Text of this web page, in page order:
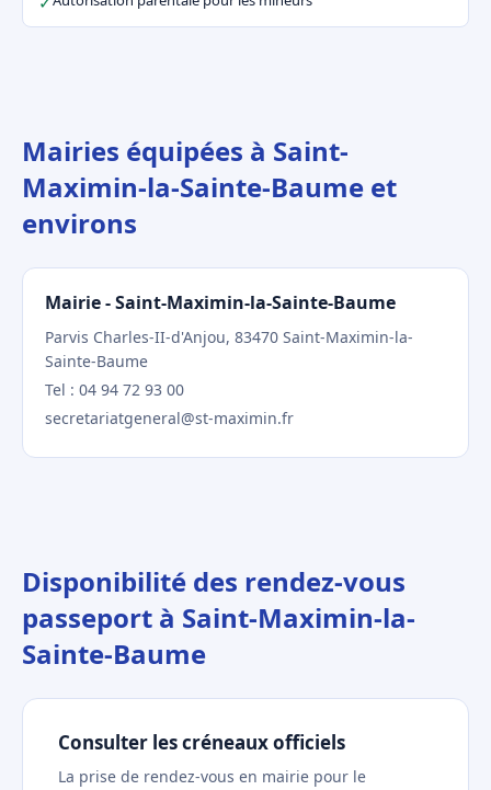
Mairies équipées à Saint-
Maximin-la-Sainte-Baume et
environs
Mairie - Saint-Maximin-la-Sainte-Baume
Parvis Charles-II-d'Anjou, 83470 Saint-Maximin-la-
Sainte-Baume
Tel : 04 94 72 93 00
secretariatgeneral@st-maximin.fr
Disponibilité des rendez-vous
passeport à Saint-Maximin-la-
Sainte-Baume
Consulter les créneaux officiels
La prise de rendez-vous en mairie pour le